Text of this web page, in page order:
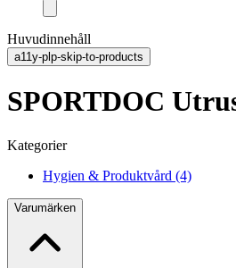
Huvudinnehåll
a11y-plp-skip-to-products
SPORTDOC
Kategorier
Hygien & Produktvård (4)
Varumärken